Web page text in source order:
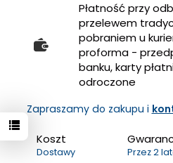
Płatność przy
przelewem
pobraniem u
proforma -
banku, karty
odroczone
Zapraszamy do zakupu i
Koszt
Dostawy Przez 2